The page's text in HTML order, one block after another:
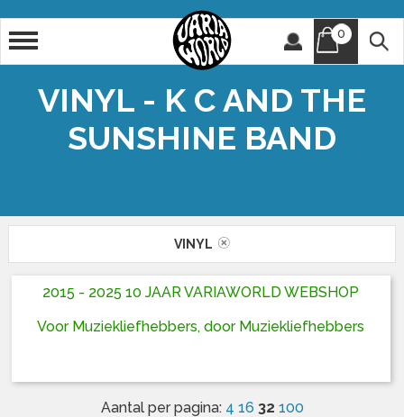
0
VINYL - K C AND THE
SUNSHINE BAND
VINYL
2015 - 2025 10 JAAR VARIAWORLD WEBSHOP
Voor Muziekliefhebbers, door Muziekliefhebbers
Aantal per pagina: 4 16 32 100